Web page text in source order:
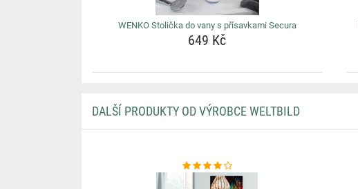
WENKO Stolička do vany s přísavkami Secura
649 Kč
DALŠÍ PRODUKTY OD VÝROBCE WELTBILD